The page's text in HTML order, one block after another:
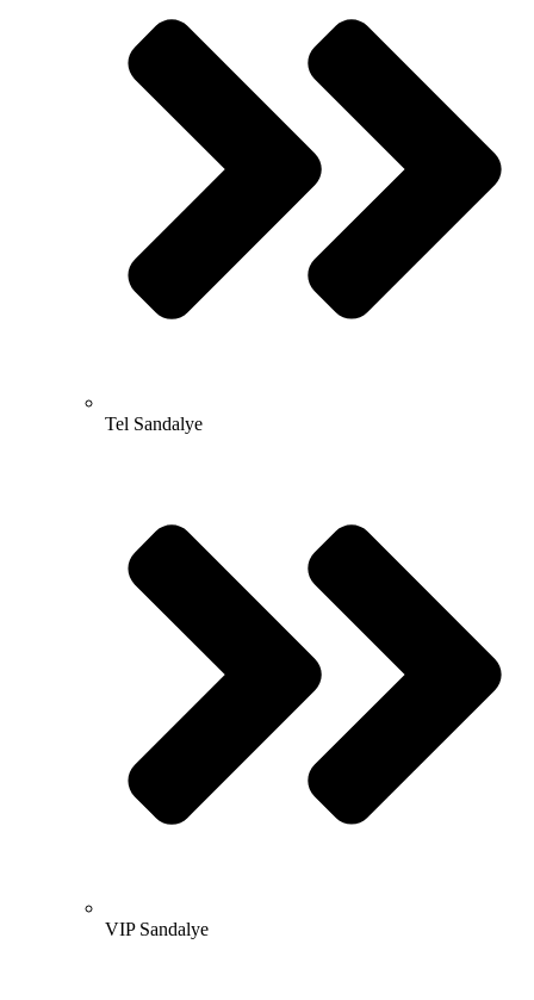
Tel Sandalye
VIP Sandalye